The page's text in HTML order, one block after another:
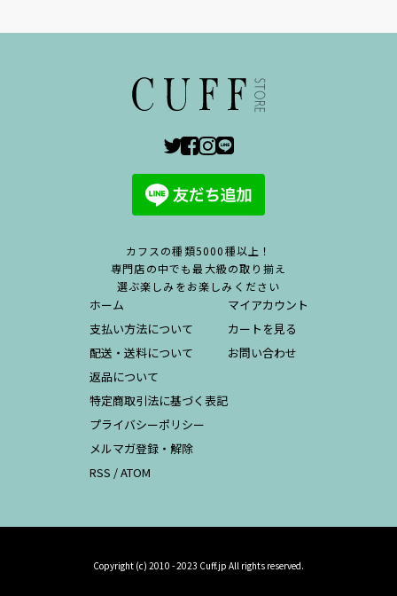
カフスの種類5000種以上！
専門店の中でも最大級の取り揃え
選ぶ楽しみをお楽しみください
ホーム
支払い方法について
配送・送料について
返品について
特定商取引法に基づく表記
プライバシーポリシー
メルマガ登録・解除
RSS /ATOM
マイアカウント
カートを見る
お問い合わせ
Copyright (c) 2010 - 2023 Cuff.jp All rights reserved.